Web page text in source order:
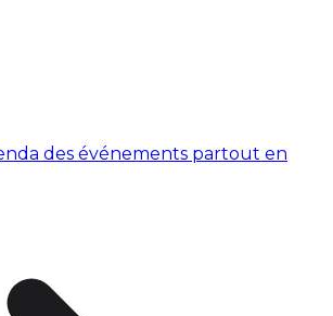
des événements partout en